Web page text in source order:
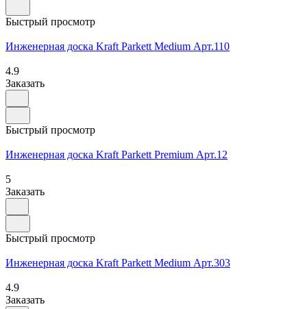
Быстрый просмотр
Инженерная доска Kraft Parkett Medium Арт.110
4.9
Заказать
Быстрый просмотр
Инженерная доска Kraft Parkett Premium Арт.12
5
Заказать
Быстрый просмотр
Инженерная доска Kraft Parkett Medium Арт.303
4.9
Заказать